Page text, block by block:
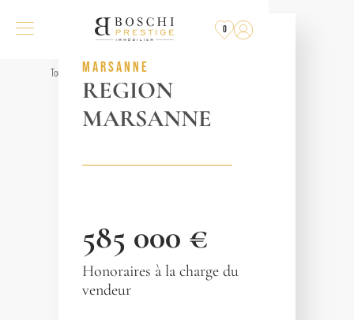
0
Tous les biensMARSANNE
REGION
MARSANNE
585 000 €
Honoraires à la charge du
vendeur